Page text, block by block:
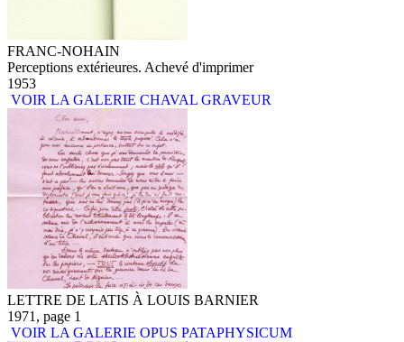
FRANC-NOHAIN
Perceptions extérieures. Achevé d'imprimer
1953
VOIR LA GALERIE CHAVAL GRAVEUR
LETTRE DE LATIS À LOUIS BARNIER
1971, page 1
VOIR LA GALERIE OPUS PATAPHYSICUM